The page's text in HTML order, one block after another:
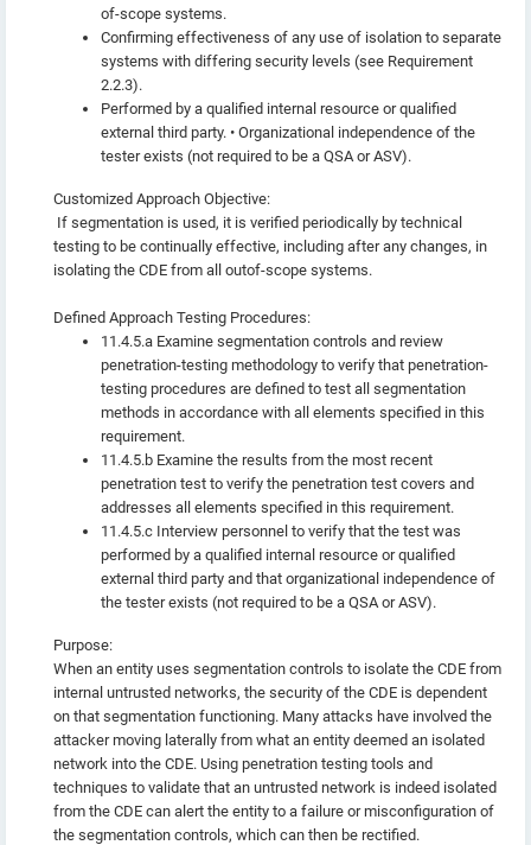
of-scope systems.
Confirming effectiveness of any use of isolation to separate
systems with differing security levels (see Requirement
2.2.3).
Performed by a qualified internal resource or qualified
external third party. • Organizational independence of the
tester exists (not required to be a QSA or ASV).
Customized Approach Objective:
If segmentation is used, it is verified periodically by technical
testing to be continually effective, including after any changes, in
isolating the CDE from all outof-scope systems.
Defined Approach Testing Procedures:
11.4.5.a Examine segmentation controls and review
penetration-testing methodology to verify that penetration-
testing procedures are defined to test all segmentation
methods in accordance with all elements specified in this
requirement.
11.4.5.b Examine the results from the most recent
penetration test to verify the penetration test covers and
addresses all elements specified in this requirement.
11.4.5.c Interview personnel to verify that the test was
performed by a qualified internal resource or qualified
external third party and that organizational independence of
the tester exists (not required to be a QSA or ASV).
Purpose:
When an entity uses segmentation controls to isolate the CDE from
internal untrusted networks, the security of the CDE is dependent
on that segmentation functioning. Many attacks have involved the
attacker moving laterally from what an entity deemed an isolated
network into the CDE. Using penetration testing tools and
techniques to validate that an untrusted network is indeed isolated
from the CDE can alert the entity to a failure or misconfiguration of
the segmentation controls, which can then be rectified.